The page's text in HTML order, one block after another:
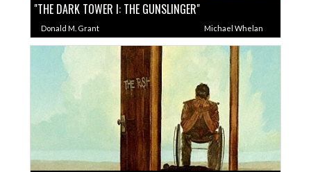
"THE DARK TOWER I: THE GUNSLINGER"
Donald M. Grant Michael Whelan